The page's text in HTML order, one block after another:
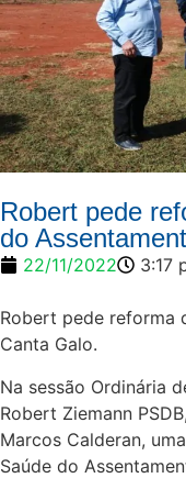
Robert pede
do
22/11/2022 3:17
Robert pede reforma
Canta Galo.
Na sessão Ordinária
Robert Ziemann
Marcos Calderan,
Saúde do